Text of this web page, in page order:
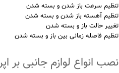
تنظیم سرعت باز شدن و بسته شدن
تنظیم آهسته باز شدن و بسته شدن
تغییر حالت باز و بسته شدن
تنظیم فاصله زمانی بین باز و بسته شدن
نصب انواع لوازم جانبی بر